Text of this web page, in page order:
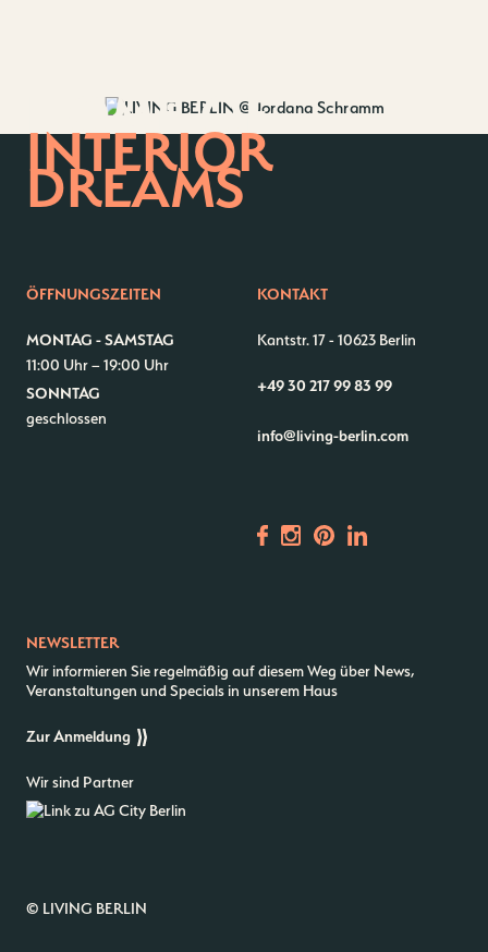
HOME OF
INTERIOR
DREAMS
ÖFFNUNGSZEITEN
MONTAG - SAMSTAG
11:00 Uhr – 19:00 Uhr
SONNTAG
geschlossen
KONTAKT
Kantstr. 17- 10623 Berlin
+49 30 217 99 83 99
info@living-berlin.com
NEWSLETTER
Wir informieren Sie regelmäßig auf diesem Weg über News,
Veranstaltungen und Specials in unserem Haus
Zur Anmeldung
Wir sind Partner
© LIVING BERLIN